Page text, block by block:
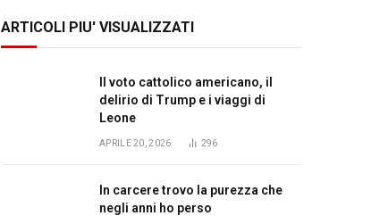
ARTICOLI PIU' VISUALIZZATI
Il voto cattolico americano, il
delirio di Trump e i viaggi di
Leone
APRILE 20, 2026 296
In carcere trovo la purezza che
negli anni ho perso